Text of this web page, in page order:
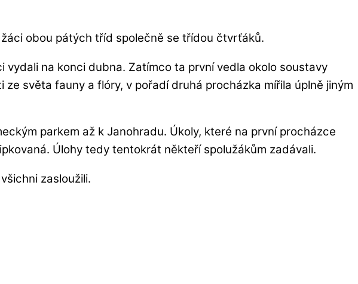
obou pátých tříd společně se třídou čtvrťáků.
na konci dubna. Zatímco ta první vedla okolo soustavy
světa fauny a flóry, v pořadí druhá procházka mířila úplně jiným
parkem až k Janohradu. Úkoly, které na první procházce
Úlohy tedy tentokrát někteří spolužákům zadávali.
zasloužili.